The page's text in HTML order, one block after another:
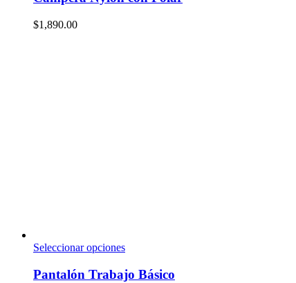
$1,890.00
Seleccionar opciones
Pantalón Trabajo Básico